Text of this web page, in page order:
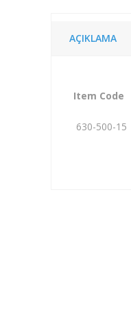
AÇIKLAMA
Item Code
630-500-15